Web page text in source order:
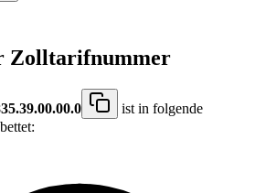
Zolltarifnummer
ist in folgende